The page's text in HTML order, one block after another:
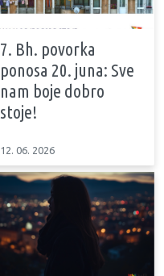
7. Bh. povorka
ponosa 20. juna: Sve
nam boje dobro
stoje!
12. 06. 2026